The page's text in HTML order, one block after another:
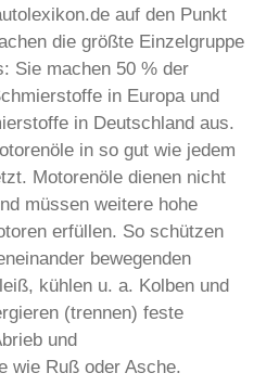
auf den Punkt
die größte Einzelgruppe
Sie machen 50 % der
in Europa und
in Deutschland aus.
in so gut wie jedem
Motorenöle dienen nicht
müssen weitere hohe
erfüllen. So schützen
bewegenden
kühlen u. a. Kolben und
(trennen) feste
und
wie Ruß oder Asche.